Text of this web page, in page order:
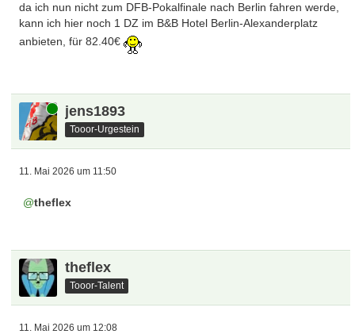
da ich nun nicht zum DFB-Pokalfinale nach Berlin fahren werde,
kann ich hier noch 1 DZ im B&B Hotel Berlin-Alexanderplatz
anbieten, für 82.40€
Online jens1893
Tooor-Urgestein
11. Mai 2026 um 11:50
theflex
theflex
Tooor-Talent
11. Mai 2026 um 12:08